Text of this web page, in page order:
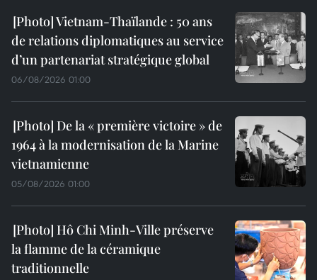
Vietnam-Thaïlande : 50 ans
de relations diplomatiques au service
d’un partenariat stratégique global
06/08/2026 01:00
De la « première victoire » de
1964 à la modernisation de la Marine
vietnamienne
05/08/2026 01:00
Hô Chi Minh-Ville préserve
la flamme de la céramique
traditionnelle